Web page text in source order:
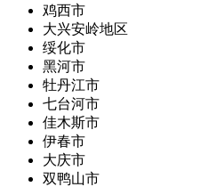
鸡西市
大兴安岭地区
绥化市
黑河市
牡丹江市
七台河市
佳木斯市
伊春市
大庆市
双鸭山市